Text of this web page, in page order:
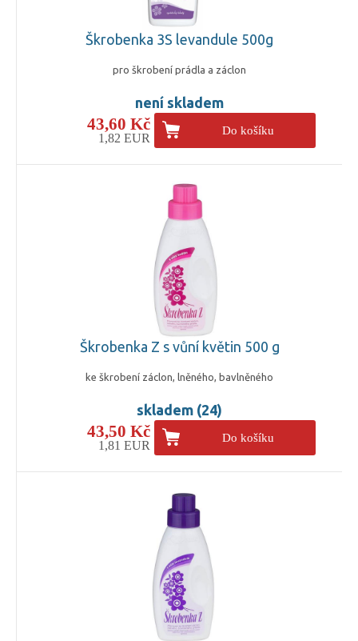
Škrobenka 3S levandule 500g
pro škrobení prádla a záclon
není skladem
43,60 Kč
1,82 EUR
Do košíku
Škrobenka Z s vůní květin 500 g
ke škrobení záclon, lněného, bavlněného
skladem (24)
43,50 Kč
1,81 EUR
Do košíku